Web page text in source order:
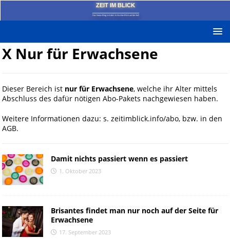
ZEIT IM BLICK
Das News-Blog mit dem kritischen Blick auf die Zeit!
X Nur für Erwachsene
Dieser Bereich ist nur für Erwachsene, welche ihr Alter mittels
Abschluss des dafür nötigen Abo-Pakets nachgewiesen haben.
Weitere Informationen dazu: s. zeitimblick.info/abo, bzw. in den
AGB.
Damit nichts passiert wenn es passiert
1. Oktober 2023
Brisantes findet man nur noch auf der Seite für
Erwachsene
17. September 2023